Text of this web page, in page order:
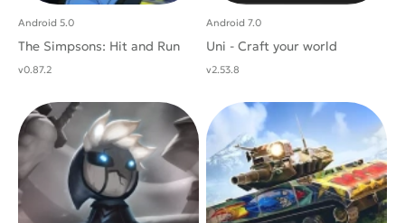
The Simpsons: Hit and Run
Android 5.0
v0.87.2
Uni - Craft your world
Android 7.0
v2.53.8